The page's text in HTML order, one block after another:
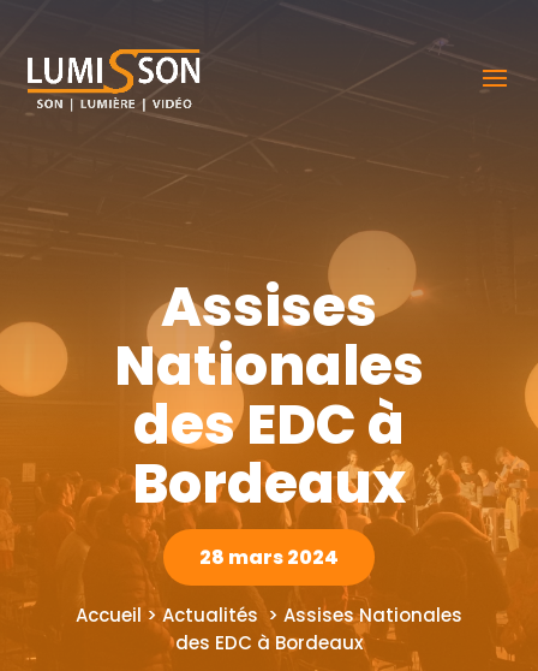
Assises
Nationales
des EDC à
Bordeaux
28 mars 2024
Accueil > Actualités > Assises Nationales
des EDC à Bordeaux